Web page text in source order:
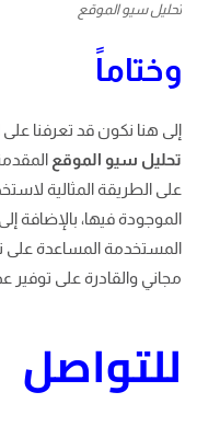
تحليل سيو الموقع
وختاماً
إلى هنا نكون قد تعرفنا
تحليل سيو الموقع
على الطريقة المثالية
الموجودة فيها، بالإضافة
المستخدمة المساعدة على
مجاني والقادرة على توفير
للتواصل